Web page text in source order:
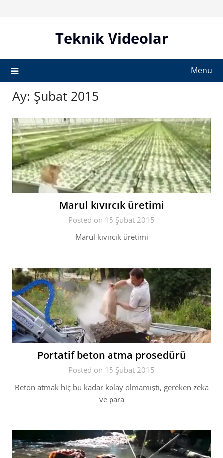
Teknik Videolar
Menu
Ay: Şubat 2015
Marul kıvırcık üretimi
Posted on 15 Şubat 2015
Marul kıvırcık üretimi
Portatif beton atma prosedürü
Posted on 15 Şubat 2015
Beton atmak hiç bu kadar kolay olmamıştı, gereken zeka
ve para